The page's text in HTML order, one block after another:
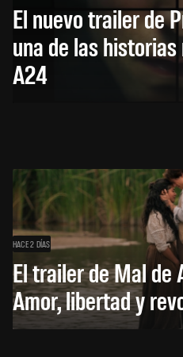
El nuevo trailer de
una de las
A24
HACE 2 DÍAS
El trailer de Mal de
Amor, libertad y